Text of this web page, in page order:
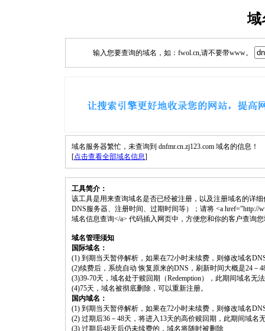
域
输入您要查询的域名，如：fwol.cn,请不要带www。
域名服务器繁忙，未查询到 dnfmr.cn.zj123.com 域名的信息！
[点击查看全部域名信息]
工具简介：
该工具是用来查询域名是否已经被注册，以及注册域名的详
DNS服务器、注册时间、过期时间等）；请将 <a href="http://
域名信息查询</a> 代码插入网页中，方便您和你的客户查询
域名管理须知
国际域名：
(1) 到期当天暂停解析，如果在72小时未续费，则修改域名
(2)续费后，系统自动 恢复原来的DNS，刷新时间大概是24－
(3)39-70天，域名处于赎回期（Redemption），此期间域名无
(4)75天，域名被彻底删除，可以重新注册。
国内域名：
(1) 到期当天暂停解析，如果在72小时未续费，则修改域名
(2) 过期后36－48天，将进入13天的高价赎回期，此期间域名
(3) 过期后48天后仍未续费的，域名将随时被删除